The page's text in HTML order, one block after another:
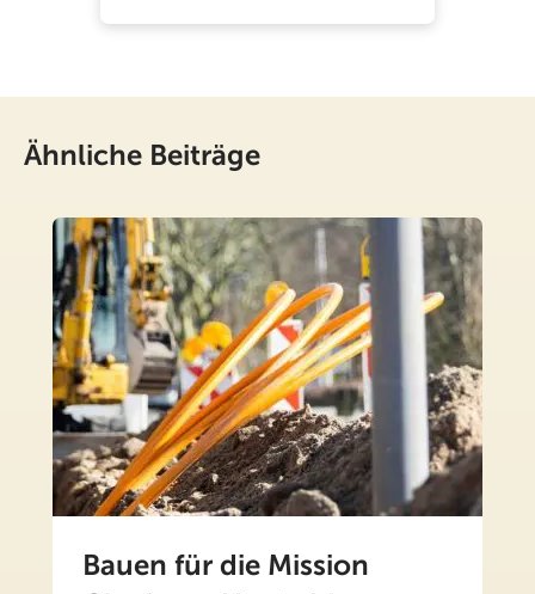
Ähnliche Beiträge
Bauen für die Mission